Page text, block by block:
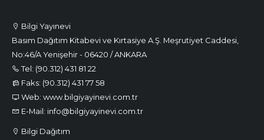
Bilgi Yayınevi
Basım Dağıtım Kitabevi ve Kırtasiye A.Ş. Meşrutiyet Caddesi,
No:46/A Yenişehir - 06420 / ANKARA
Tel: (90.312) 431 81 22
Faks: (90.312) 431 77 58
Web: www.bilgiyayinevi.com.tr
E-Mail: info@bilgiyayinevi.com.tr
Bilgi Dağıtım